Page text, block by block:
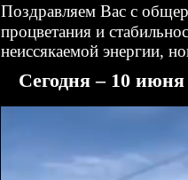
Поздравляем Вас с
процветания и
неиссякаемой энергии,
Сегодня – 10